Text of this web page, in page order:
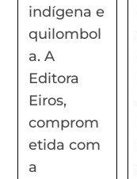
indígena e
quilombol
a. A
Editora
Eiros,
comprom
etida com
a